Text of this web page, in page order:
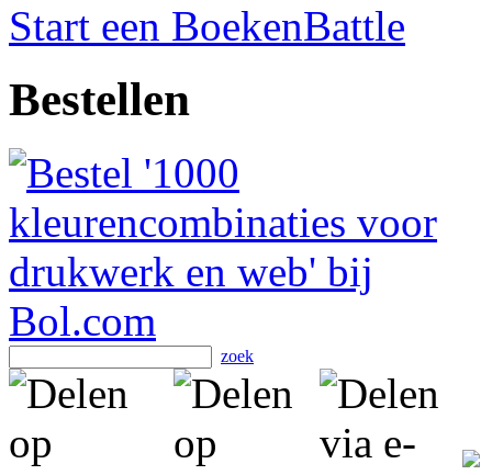
Start een BoekenBattle
Bestellen
zoek